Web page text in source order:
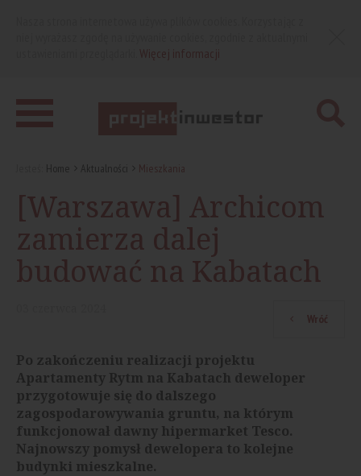
Home Aktualności Mieszkania
[Warszawa] Archicom
zamierza dalej
budować na Kabatach
Wróć
Po zakończeniu realizacji projektu
Apartamenty Rytm na Kabatach deweloper
przygotowuje się do dalszego
zagospodarowywania gruntu, na którym
funkcjonował dawny hipermarket Tesco.
Najnowszy pomysł dewelopera to kolejne
budynki mieszkalne.